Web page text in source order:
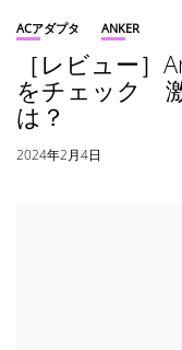
ACアダプタ ANKER
［レビュー］
をチェック
は？
2024年2月4日